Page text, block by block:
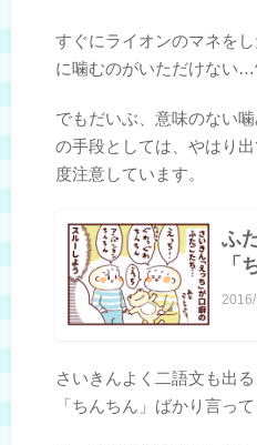
すぐにライオンのマネを
に噛むのがいただけない
でもだいぶ、意味のない
の手段としては、やはり
度注意しています。
ふ
「
さいきんよく二語文も出
「ちんちん」ばかり言っ